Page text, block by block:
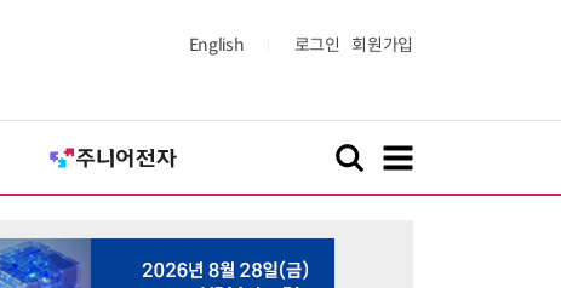
English 로그인 회원가입